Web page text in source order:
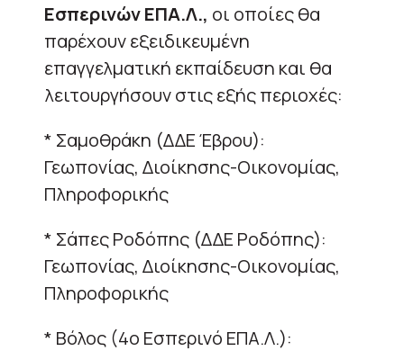
Εσπερινών ΕΠΑ.Λ., οι οποίες θα
παρέχουν εξειδικευμένη
επαγγελματική εκπαίδευση και θα
λειτουργήσουν στις εξής περιοχές:
* Σαμοθράκη (ΔΔΕ Έβρου):
Γεωπονίας, Διοίκησης-Οικονομίας,
Πληροφορικής
* Σάπες Ροδόπης (ΔΔΕ Ροδόπης):
Γεωπονίας, Διοίκησης-Οικονομίας,
Πληροφορικής
* Βόλος (4ο Εσπερινό ΕΠΑ.Λ.):